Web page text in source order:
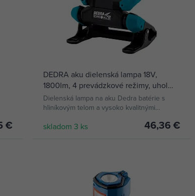
€
DEDRA aku dielenská lampa 18V,
1800lm, 4 prevádzkové režimy, uhol
svietenia 120°, bez batérie, DED69
Dielenská lampa na aku Dedra batérie s
hliníkovým telom a vysoko kvalitnými
skladom 3 ks 46,36 €